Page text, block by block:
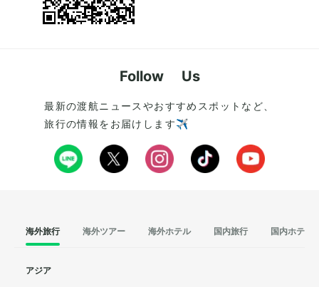
Follow Us
最新の渡航ニュースやおすすめスポットなど、
旅行の情報をお届けします✈️
海外旅行 海外ツアー 海外ホテル 国内旅行 国内ホテル
アジア